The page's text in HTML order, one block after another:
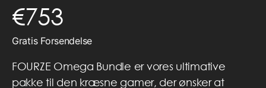
€753
Gratis Forsendelse
FOURZE Omega Bundle er vores ultimative
pakke til den kræsne gamer, der ønsker at